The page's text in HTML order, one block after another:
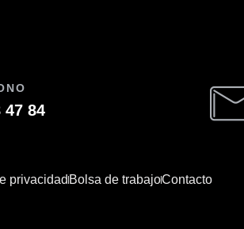
47 84
privacidadBolsa de trabajoContacto